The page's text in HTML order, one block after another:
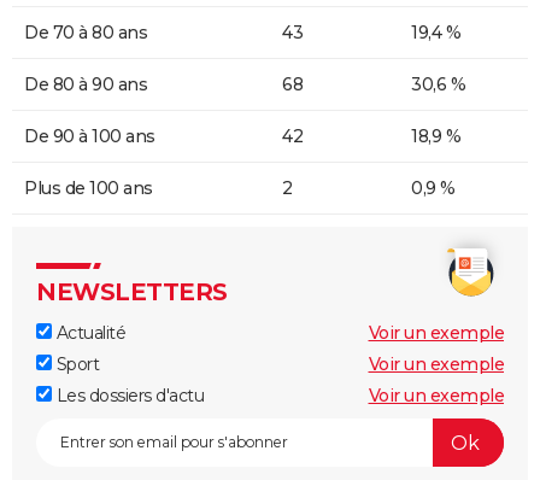
De 70 à 80 ans 43 19,4 %
De 80 à 90 ans 68 30,6 %
De 90 à 100 ans 42 18,9 %
Plus de 100 ans 2 0,9 %
NEWSLETTERS
Actualité
Voir un exemple
Sport
Voir un exemple
Les dossiers d'actu
Voir un exemple